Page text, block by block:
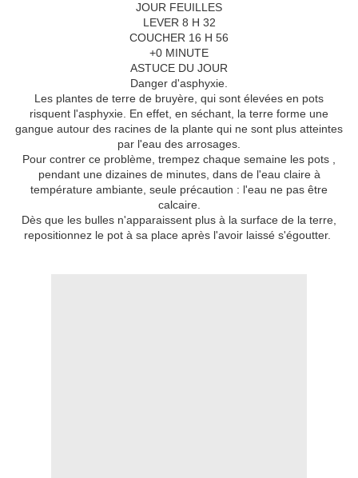
JOUR FEUILLES
LEVER 8 H 32
COUCHER 16 H 56
+0 MINUTE
ASTUCE DU JOUR
Danger d'asphyxie.
Les plantes de terre de bruyère, qui sont élevées en pots
risquent l'asphyxie. En effet, en séchant, la terre forme une
gangue autour des racines de la plante qui ne sont plus atteintes
par l'eau des arrosages.
Pour contrer ce problème, trempez chaque semaine les pots ,
pendant une dizaines de minutes, dans de l'eau claire à
température ambiante, seule précaution : l'eau ne pas être
calcaire.
Dès que les bulles n'apparaissent plus à la surface de la terre,
repositionnez le pot à sa place après l'avoir laissé s'égoutter.